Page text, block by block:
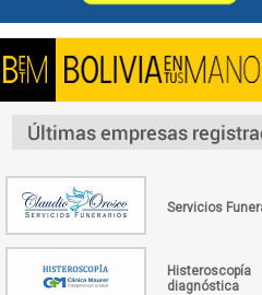
Servicios
Histeroscopía
diagnóstica